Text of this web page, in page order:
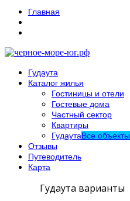
Главная
Гудаута
Каталог жилья
Гостиницы и отели
Гостевые дома
Частный сектор
Квартиры
ГудаутаВсе объекты
Отзывы
Путеводитель
Карта
Гудаута варианты